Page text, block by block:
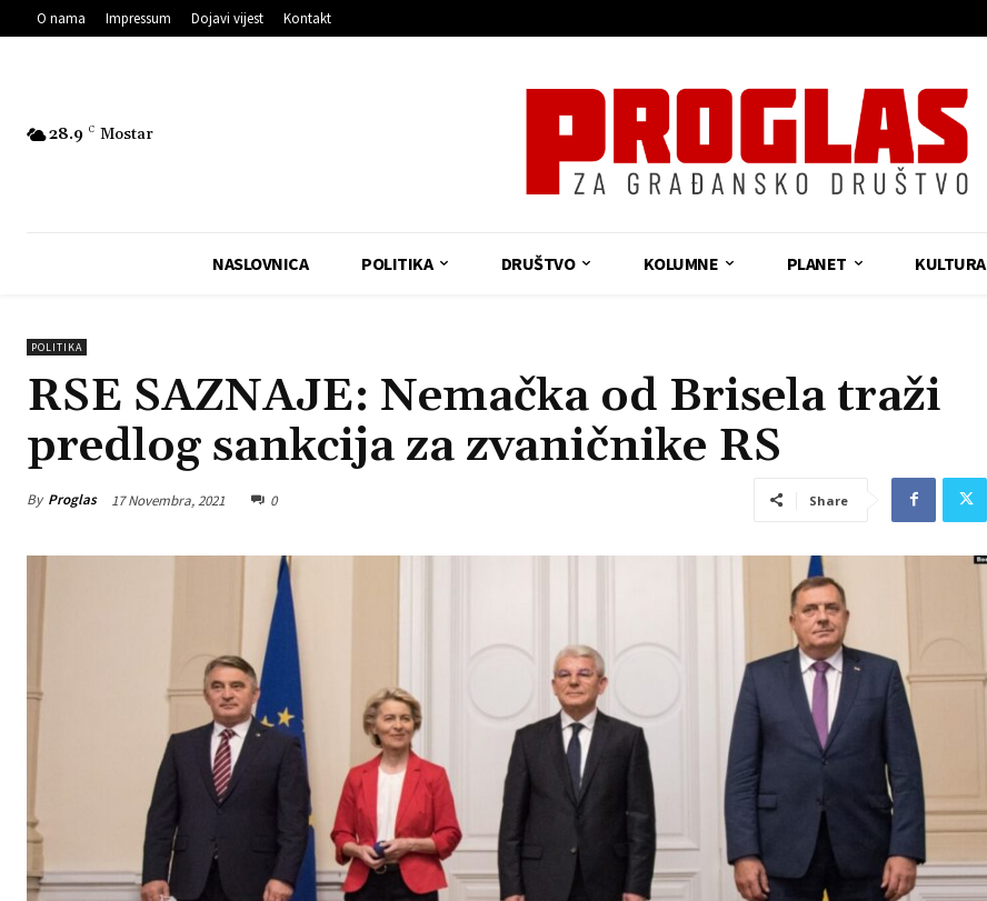
O nama Impressum Dojavi vijest Kontakt
28.9 C Mostar
NASLOVNICA POLITIKA DRUŠTVO KOLUMNE PLANET KULTURA
POLITIKA
RSE SAZNAJE: Nemačka od Brisela traži
predlog sankcija za zvaničnike RS
By Proglas 17 Novembra, 2021 0 Share